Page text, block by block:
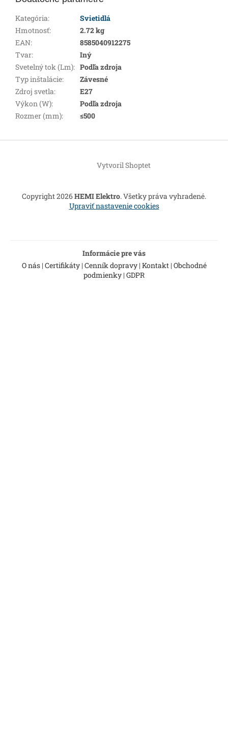
Kategória:
Svietidlá
Hmotnosť:
2.72 kg
EAN:
8585040912275
Tvar:
Iný
Svetelný tok (Lm): Podľa zdroja
Typ inštalácie:
Závesné
Zdroj svetla:
E27
Výkon (W):
Podľa zdroja
Rozmer (mm): ≤500
Vytvoril Shoptet
Copyright 2026HEMI Elektro. Všetky práva vyhradené.
Upraviť nastavenie cookies
Informácie pre vás
O nás| Certifikáty| Cenník dopravy| Kontakt| Obchodné
podmienky | GDPR